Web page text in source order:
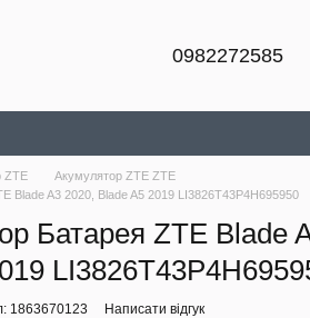
0982272585
ZTE
Акумулятор ZTE ZTE
Blade A3 2020, Blade A5 2019 LI3826T43P4H695950
Батарея ZTE Blade
1863670123 Написати відгук